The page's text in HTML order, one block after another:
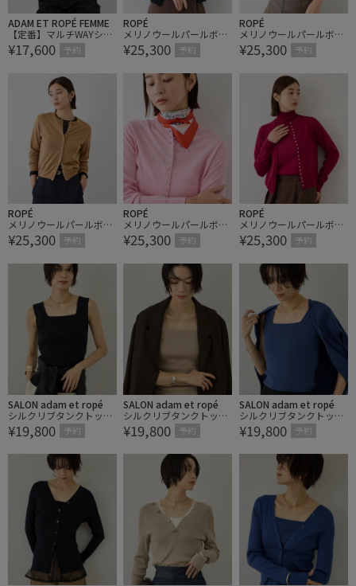
ADAM ET ROPÉ FEMME
【定番】マルチWAYシア
ートリコットベロアカー
ディガン
¥17,600 予約
ROPÉ
メリノウールパールボタ
ンカーディガン/アンサ
ンブル対応・イージーケ
ア【J'aDoRe・一部店舗
限定サイズ】
¥25,300 予約
ROPÉ
メリノウールパールボタ
ンカーディガン/アンサ
ンブル対応・イージーケ
ア【J'aDoRe・一部店舗
限定サイズ】
¥25,300 予約
ROPÉ
メリノウールパールボタ
ンカーディガン/アンサ
ンブル対応・イージーケ
ア【J'aDoRe・一部店舗
限定サイズ】
¥25,300 予約
ROPÉ
メリノウールパールボタ
ンカーディガン/アンサ
ンブル対応・イージーケ
ア【J'aDoRe・一部店舗
限定サイズ】
¥25,300 予約
ROPÉ
メリノウールパールボタ
ンカーディガン/アンサ
ンブル対応・イージーケ
ア【J'aDoRe・一部店舗
限定サイズ】
¥25,300 予約
SALON adam et ropé
シルクリブタンクトッ
プ/ アンサンブル対応
¥19,800 予約
SALON adam et ropé
シルクリブタンクトッ
プ/ アンサンブル対応
¥19,800 予約
SALON adam et ropé
シルクリブタンクトッ
プ/ アンサンブル対応
¥19,800 予約